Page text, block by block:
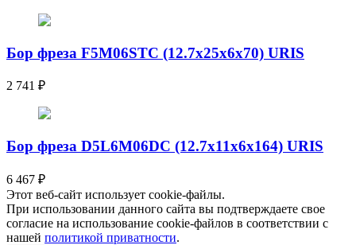
Бор фреза F5M06STC (12.7x25x6x70) URIS
2 741 ₽
Бор фреза D5L6M06DC (12.7x11x6x164) URIS
6 467 ₽
Этот веб-сайт использует cookie-файлы.
При использовании данного сайта вы подтверждаете свое
согласие на использование cookie-файлов в соответствии с
нашей политикой приватности.